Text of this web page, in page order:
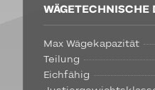
WÄGETECHNISCHE
Max Wägekapazität
Teilung
Eichfähig